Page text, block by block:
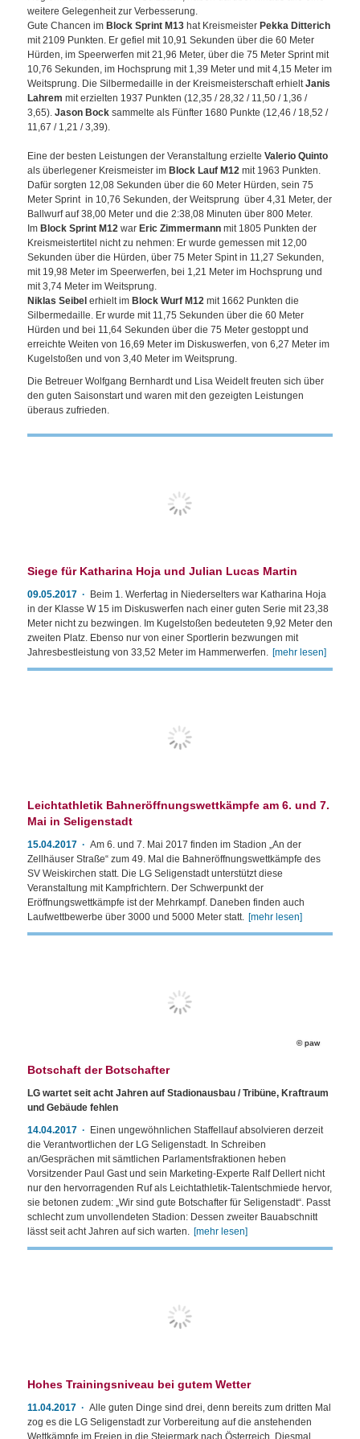
weitere Gelegenheit zur Verbesserung.
Gute Chancen im Block Sprint M13 hat Kreismeister Pekka Ditterich
mit 2109 Punkten. Er gefiel mit 10,91 Sekunden über die 60 Meter
Hürden, im Speerwerfen mit 21,96 Meter, über die 75 Meter Sprint mit
10,76 Sekunden, im Hochsprung mit 1,39 Meter und mit 4,15 Meter im
Weitsprung. Die Silbermedaille in der Kreismeisterschaft erhieltJanis
Lahrem mit erzielten 1937 Punkten (12,35 / 28,32 / 11,50 / 1,36 /
3,65). Jason Bock sammelte als Fünfter 1680 Punkte (12,46 / 18,52 /
11,67 / 1,21 / 3,39).
Eine der besten Leistungen der Veranstaltung erzielte Valerio Quinto
als überlegener Kreismeister im Block Lauf M12 mit 1963 Punkten.
Dafür sorgten 12,08 Sekunden über die 60 Meter Hürden, sein 75
Meter Sprint in 10,76 Sekunden, der Weitsprung über 4,31 Meter, der
Ballwurf auf 38,00 Meter und die 2:38,08 Minuten über 800 Meter.
Im Block Sprint M12 war Eric Zimmermann mit 1805 Punkten der
Kreismeistertitel nicht zu nehmen: Er wurde gemessen mit 12,00
Sekunden über die Hürden, über 75 Meter Spint in 11,27 Sekunden,
mit 19,98 Meter im Speerwerfen, bei 1,21 Meter im Hochsprung und
mit 3,74 Meter im Weitsprung.
Niklas Seibel erhielt im Block Wurf M12 mit 1662 Punkten die
Silbermedaille. Er wurde mit 11,75 Sekunden über die 60 Meter
Hürden und bei 11,64 Sekunden über die 75 Meter gestoppt und
erreichte Weiten von 16,69 Meter im Diskuswerfen, von 6,27 Meter im
Kugelstoßen und von 3,40 Meter im Weitsprung.
Die Betreuer Wolfgang Bernhardt und Lisa Weidelt freuten sich über
den guten Saisonstart und waren mit den gezeigten Leistungen
überaus zufrieden.
Siege für Katharina Hoja und Julian Lucas Martin
09.05.2017
Beim 1. Werfertag in Niederselters war Katharina Hoja
in der Klasse W 15 im Diskuswerfen nach einer guten Serie mit 23,38
Meter nicht zu bezwingen. Im Kugelstoßen bedeuteten 9,92 Meter den
zweiten Platz. Ebenso nur von einer Sportlerin bezwungen mit
Jahresbestleistung von 33,52 Meter im Hammerwerfen. [mehr lesen]
Leichtathletik Bahneröffnungswettkämpfe am 6. und 7.
Mai in Seligenstadt
15.04.2017
Am 6. und 7. Mai 2017 finden im Stadion „An der
Zellhäuser Straße“ zum 49. Mal die Bahneröffnungswettkämpfe des
SV Weiskirchen statt. Die LG Seligenstadt unterstützt diese
Veranstaltung mit Kampfrichtern. Der Schwerpunkt der
Eröffnungswettkämpfe ist der Mehrkampf. Daneben finden auch
Laufwettbewerbe über 3000 und 5000 Meter statt. [mehr lesen]
paw
Botschaft der Botschafter
LG wartet seit acht Jahren auf Stadionausbau / Tribüne, Kraftraum
und Gebäude fehlen
14.04.2017
Einen ungewöhnlichen Staffellauf absolvieren derzeit
die Verantwortlichen der LG Seligenstadt. In Schreiben
an/Gesprächen mit sämtlichen Parlamentsfraktionen heben
Vorsitzender Paul Gast und sein Marketing-Experte Ralf Dellert nicht
nur den hervorragenden Ruf als Leichtathletik-Talentschmiede hervor,
sie betonen zudem: „Wir sind gute Botschafter für Seligenstadt“. Passt
schlecht zum unvollendeten Stadion: Dessen zweiter Bauabschnitt
lässt seit acht Jahren auf sich warten. [mehr lesen]
Hohes Trainingsniveau bei gutem Wetter
11.04.2017
Alle guten Dinge sind drei, denn bereits zum dritten Mal
zog es die LG Seligenstadt zur Vorbereitung auf die anstehenden
Wettkämpfe im Freien in die Steiermark nach Österreich. Diesmal